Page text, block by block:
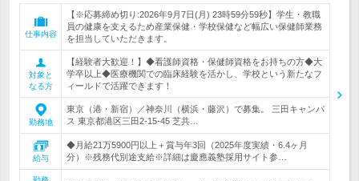
仕事内容
【※応募締め切り:2026年9月7日(月) 23時59分59秒】学生・教職
員の健康を支えるため産業保健・学校保健など幅広い保健師業務
を担当していただきます。
対象と
なる方
【経験者大歓迎！】◆看護師資格・保健師資格をお持ちの方◆大
学卒以上◆医療機関での臨床経験を活かし、学校という新たなフ
ィールドで活躍できます！
勤務地
東京（港・新宿）／神奈川（横浜・藤沢）で募集。 三田キャンパ
ス 東京都港区三田2-15-45 芝共…
給与
◆月給21万5900円以上＋賞与年3回（2025年度実績・6.4ヶ月
分）※残務代別途支給※詳細は慶應義塾採用サイト参…